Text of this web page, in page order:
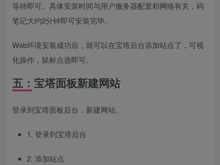
等待即可。具体安装时间与用户服务器配置和网络有关，码
笔记大约2分钟即可安装完毕。
Web环境安装成功后，就可以在宝塔后台添加站点了，可视
化操作，鼠标点选即可。
五：宝塔面板新建网站
登录到宝塔面板后台，新建网站。
1. 登录到宝塔后台
2. 添加站点